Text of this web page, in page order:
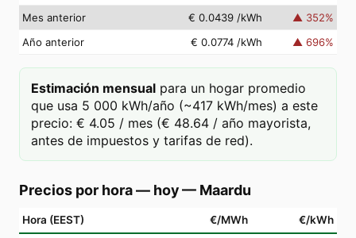
Mes anterior
€ 0.0439 /kWh ▲ 352%
Año anterior
€ 0.0774 /kWh ▲ 696%
Estimación mensual para un hogar promedio
que usa 5 000 kWh/año (~417 kWh/mes) a este
precio: € 4.05 / mes (€ 48.64 / año mayorista,
antes de impuestos y tarifas de red).
Precios por hora — hoy— Maardu
Hora (EEST) €/MWh €/kWh